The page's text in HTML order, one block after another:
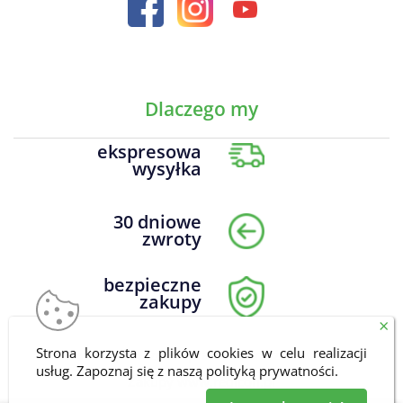
Dlaczego my
ekspresowa
wysyłka
30 dniowe
zwroty
bezpieczne
zakupy
DrNatural.pl Wszelkie prawa zastrzeżone © 2026
Zakupywww.redicon.pl
Strona korzysta z plików cookies w celu realizacji
usług. Zapoznaj się z naszą polityką prywatności.
×